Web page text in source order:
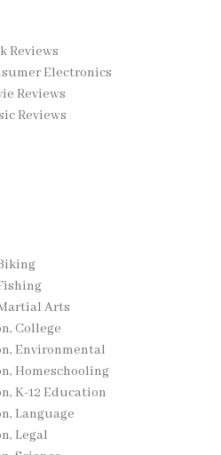
Reviews
Electronics
Reviews
Reviews
Arts
College
Environmental
Homeschooling
K-12 Education
Language
Legal